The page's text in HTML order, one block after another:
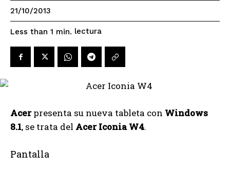
21/10/2013
Less than 1 min. lectura
Acerpresenta su nueva tableta con Windows
8.1, se trata del Acer Iconia W4.
Pantalla